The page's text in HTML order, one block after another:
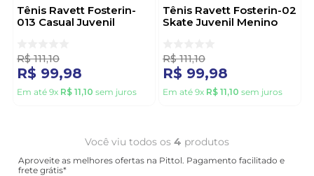
Tênis Ravett Fosterin-
013 Casual Juvenil
R$ 111,10
R$ 99,98
Em até 9x R$ 11,10 sem juros
Tênis Ravett Fosterin-02
Skate Juvenil Menino
R$ 111,10
R$ 99,98
Em até 9x R$ 11,10 sem juros
Você viu todos os 4 produtos
Aproveite as melhores ofertas na Pittol. Pagamento facilitado e
frete grátis*